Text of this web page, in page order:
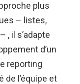
plus
– listes,
, il s’adapte
d’un
reporting
l’équipe et